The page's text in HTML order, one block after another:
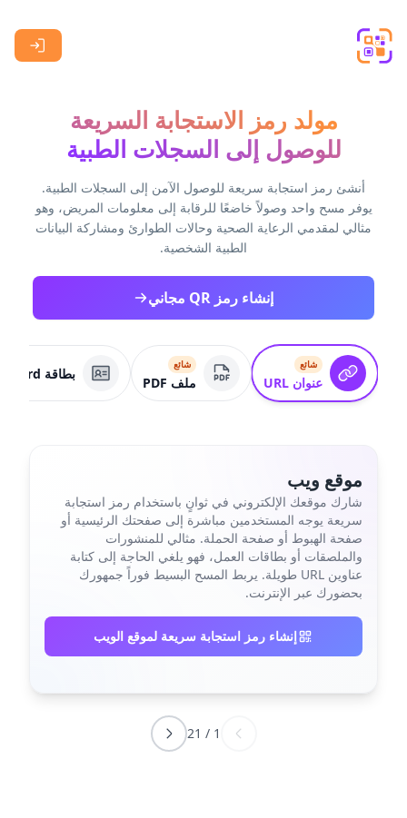
مولد رمز الاستجابة السريعة
للوصول إلى السجلات الطبية
أنشئ رمز استجابة سريعة للوصول الآمن إلى السجلات الطبية.
يوفر مسح واحد وصولاً خاضعًا للرقابة إلى معلومات المريض، وهو
مثالي لمقدمي الرعاية الصحية وحالات الطوارئ ومشاركة البيانات
الطبية الشخصية.
إنشاء رمز QR مجاني
شائع
عنوان URL
شائع
ملف PDF
بطاقة VCard
موقع ويب
شارك موقعك الإلكتروني في ثوانٍ باستخدام رمز استجابة
سريعة يوجه المستخدمين مباشرة إلى صفحتك الرئيسية أو
صفحة الهبوط أو صفحة الحملة. مثالي للمنشورات
والملصقات أو بطاقات العمل، فهو يلغي الحاجة إلى كتابة
عناوين URL طويلة. يربط المسح البسيط فوراً جمهورك
بحضورك عبر الإنترنت.
إنشاء رمز استجابة سريعة لموقع الويب
1
/
21